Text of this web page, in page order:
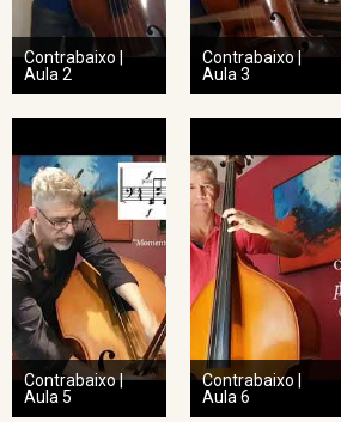
Contrabaixo |
Aula 2
Contrabaixo |
Aula 3
Contrabaixo |
Aula 5
Contrabaixo |
Aula 6